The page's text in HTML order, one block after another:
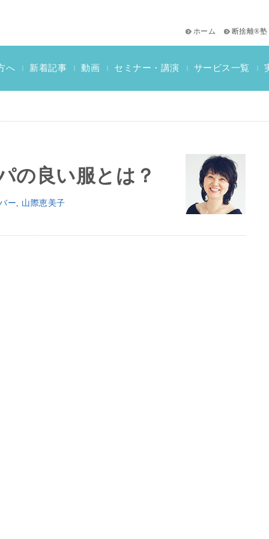
ホーム 断捨離®塾
へ | 新着記事 | 動画 | セミナー・講演 | サービス一覧
おススメ書籍
教材一覧
断捨離検定情報
|
の良い服とは？
ー, 山際恵美子